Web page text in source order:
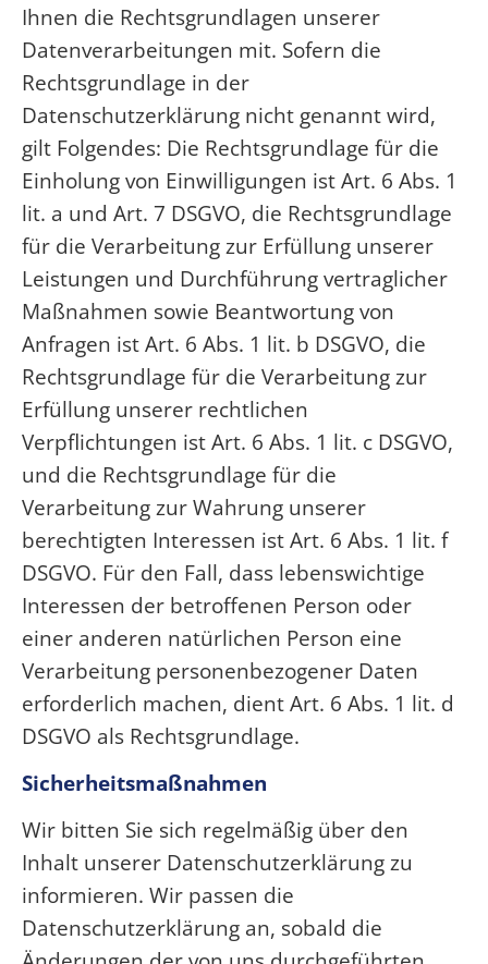
Ihnen die Rechtsgrundlagen unserer
Datenverarbeitungen mit. Sofern die
Rechtsgrundlage in der
Datenschutzerklärung nicht genannt wird,
gilt Folgendes: Die Rechtsgrundlage für die
Einholung von Einwilligungen ist Art. 6 Abs. 1
lit. a und Art. 7 DSGVO, die Rechtsgrundlage
für die Verarbeitung zur Erfüllung unserer
Leistungen und Durchführung vertraglicher
Maßnahmen sowie Beantwortung von
Anfragen ist Art. 6 Abs. 1 lit. b DSGVO, die
Rechtsgrundlage für die Verarbeitung zur
Erfüllung unserer rechtlichen
Verpflichtungen ist Art. 6 Abs. 1 lit. c DSGVO,
und die Rechtsgrundlage für die
Verarbeitung zur Wahrung unserer
berechtigten Interessen ist Art. 6 Abs. 1 lit. f
DSGVO. Für den Fall, dass lebenswichtige
Interessen der betroffenen Person oder
einer anderen natürlichen Person eine
Verarbeitung personenbezogener Daten
erforderlich machen, dient Art. 6 Abs. 1 lit. d
DSGVO als Rechtsgrundlage.
Sicherheitsmaßnahmen
Wir bitten Sie sich regelmäßig über den
Inhalt unserer Datenschutzerklärung zu
informieren. Wir passen die
Datenschutzerklärung an, sobald die